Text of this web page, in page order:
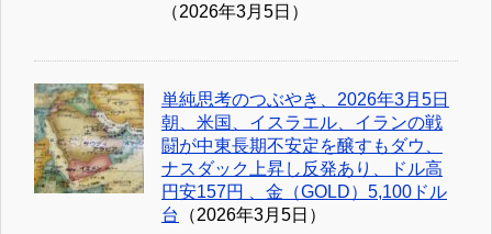
（2026年3月5日）
単純思考のつぶやき、2026年3月5日
朝、米国、イスラエル、イランの戦
闘が中東長期不安定を醸すもダウ、
ナスダック上昇し反発あり、ドル高
円安157円 、金（GOLD）5,100ドル
台
（2026年3月5日）